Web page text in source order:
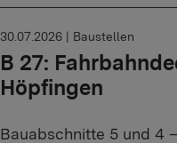
B 27:
Höpfingen
30.07.2026 | Baustellen
Bauabschnitte 5 und 4